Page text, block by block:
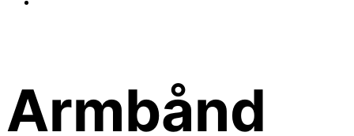
Armbånd